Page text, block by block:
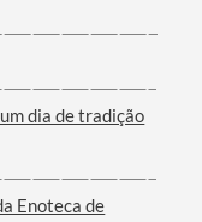
dia de tradição
Enoteca de